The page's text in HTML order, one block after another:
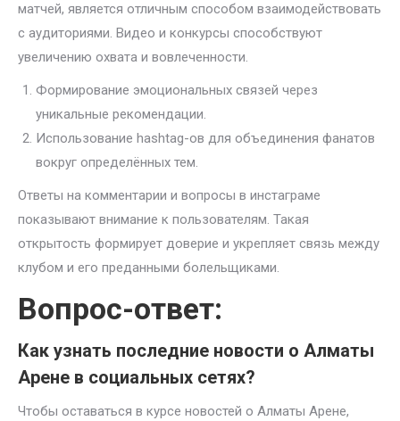
матчей, является отличным способом взаимодействовать
с аудиториями. Видео и конкурсы способствуют
увеличению охвата и вовлеченности.
Формирование эмоциональных связей через
уникальные рекомендации.
Использование hashtag-ов для объединения фанатов
вокруг определённых тем.
Ответы на комментарии и вопросы в инстаграме
показывают внимание к пользователям. Такая
открытость формирует доверие и укрепляет связь между
клубом и его преданными болельщиками.
Вопрос-ответ:
Как узнать последние новости о Алматы
Арене в социальных сетях?
Чтобы оставаться в курсе новостей о Алматы Арене,